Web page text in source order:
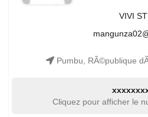
VIVI
Pumbu, RÃ©publique
Cliquez pour afficher le